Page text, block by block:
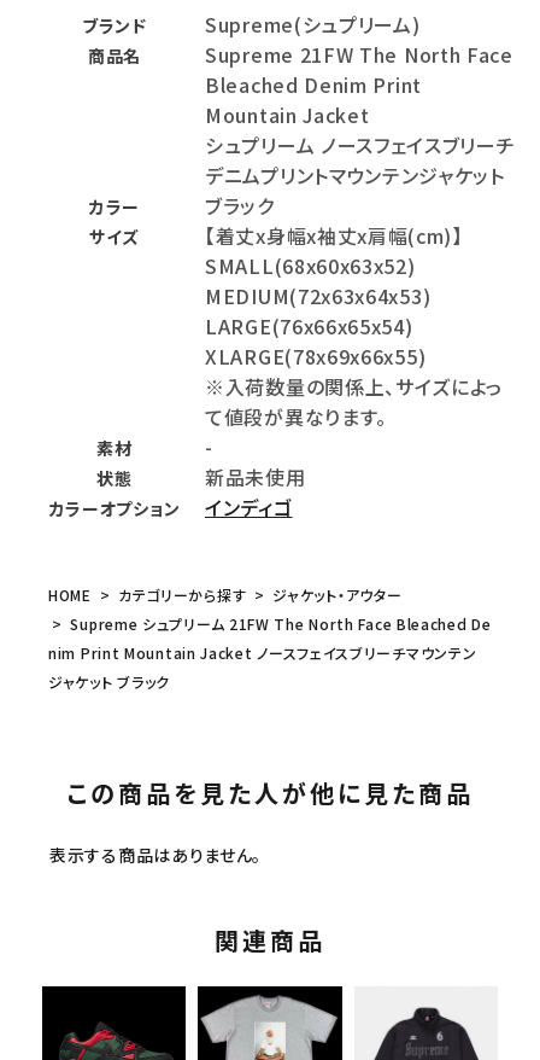
ブランド Supreme(シュプリーム)
商品名
Supreme 21FW The North Face
Bleached Denim Print
Mountain Jacket
シュプリーム ノースフェイスブリーチ
デニムプリントマウンテンジャケット
カラー ブラック
サイズ
【着丈x身幅x袖丈x肩幅(cm)】
SMALL(68x60x63x52)
MEDIUM(72x63x64x53)
LARGE(76x66x65x54)
XLARGE(78x69x66x55)
※入荷数量の関係上、サイズによっ
て値段が異なります。
素材 -
状態 新品未使用
カラーオプション インディゴ
HOME カテゴリーから探す
ジャケット・アウター
Supreme シュプリーム 21FW The North Face Bleached De
nim Print Mountain Jacket ノースフェイスブリーチマウンテン
ジャケット ブラック
この商品を見た人が他に見た商品
表示する商品はありません。
関連商品